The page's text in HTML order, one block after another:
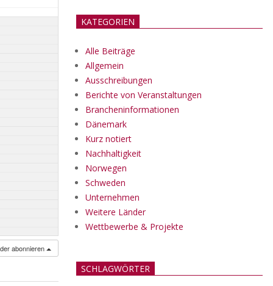
abonnieren
KATEGORIEN
Alle Beiträge
Allgemein
Ausschreibungen
Berichte von Veranstaltungen
Brancheninformationen
Dänemark
Kurz notiert
Nachhaltigkeit
Norwegen
Schweden
Unternehmen
Weitere Länder
Wettbewerbe & Projekte
SCHLAGWÖRTER